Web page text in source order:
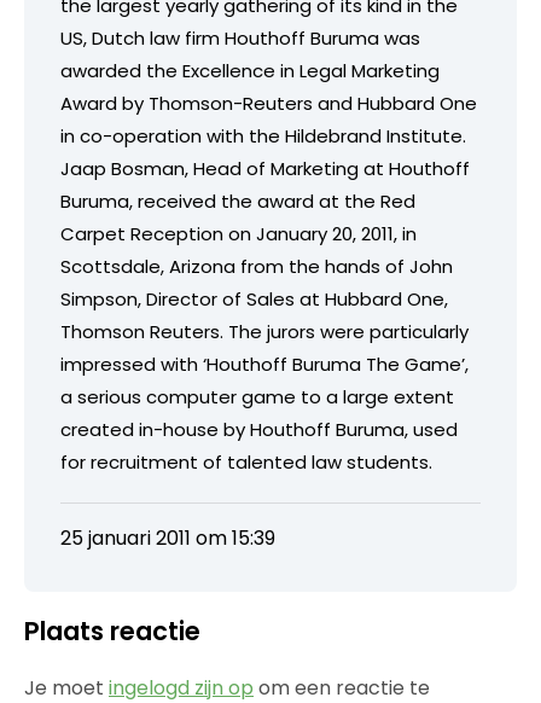
the largest yearly gathering of its kind in the
US, Dutch law firm Houthoff Buruma was
awarded the Excellence in Legal Marketing
Award by Thomson-Reuters and Hubbard One
in co-operation with the Hildebrand Institute.
Jaap Bosman, Head of Marketing at Houthoff
Buruma, received the award at the Red
Carpet Reception on January 20, 2011, in
Scottsdale, Arizona from the hands of John
Simpson, Director of Sales at Hubbard One,
Thomson Reuters. The jurors were particularly
impressed with ‘Houthoff Buruma The Game’,
a serious computer game to a large extent
created in-house by Houthoff Buruma, used
for recruitment of talented law students.
25 januari 2011 om 15:39
Plaats reactie
Je moet ingelogd zijn op om een reactie te